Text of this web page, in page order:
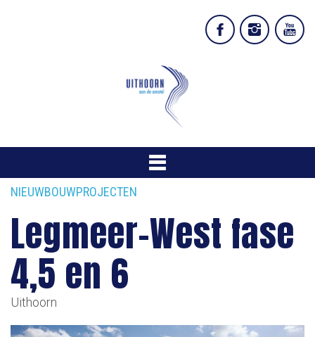
NIEUWBOUWPROJECTEN
Legmeer-West fase
4,5 en 6
Uithoorn